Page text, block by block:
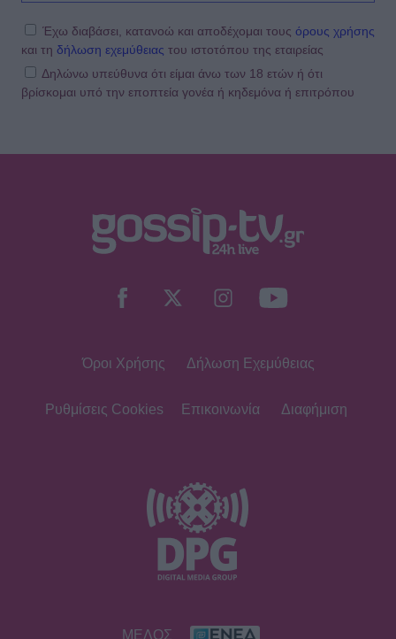
Πετρογιάννη σε follower μετά από
σχόλιο
SHOWBIZ
Η Ρούλα Κορομηλά μαγνητίζει τα
Ελένη Βουλγαράκη! Η οργισμένη
Βαρύ πένθος για την Ιρένε Τροστ–
Ραγίζουν καρδιές τα λόγια για τον
μπαμπά της: «Όλα φαντάζουν
Έχω διαβάσει, κατανοώ και αποδέχομαι τους όρους χρήσης
και τη δήλωση εχεμύθειας του ιστοτόπου της εταιρείας
Δηλώνω υπεύθυνα ότι είμαι άνω των 18 ετών ή ότι
βρίσκομαι υπό την εποπτεία γονέα ή κηδεμόνα ή επιτρόπου
Όροι Χρήσης Δήλωση Εχεμύθειας
Ρυθμίσεις Cookies Επικοινωνία Διαφήμιση
ΜΕΛΟΣ